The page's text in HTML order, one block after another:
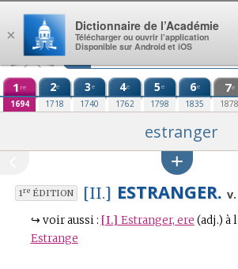
Aller au contenu
1 re
1694
2e
1718
3e
1740
4e
1762
5e
1798
6e
1835
7e
1878
estranger
1reÉDITION [II.] ESTRANGER.
↪ voir aussi : [I.] Estranger, ere (adj.) à
Estrange
×
Dictionnaire de l’Académie
Télécharger ou ouvrir l’application
Disponible sur Android et iOS